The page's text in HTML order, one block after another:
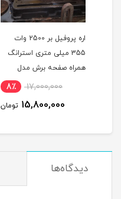
اره پروفیل بر 2500 وات
355 میلی متری استرانگ
همراه صفحه برش مدل
STRONG STG2500 در حد 17,000,000 8٪
15,800,000 تومان
دیدگاه‌ها